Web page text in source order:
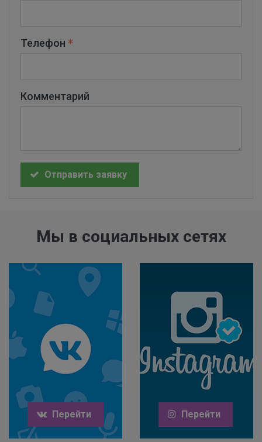
Телефон
Комментарий
Отправить заявку
Мы в социальных сетях
Перейти Перейти